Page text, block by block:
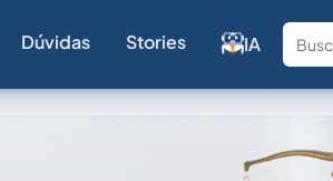
Dúvidas Stories IA